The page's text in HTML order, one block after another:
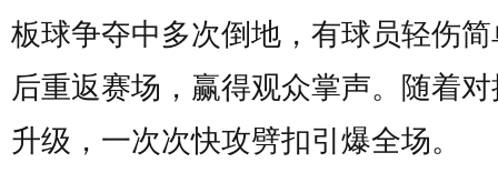
板球争夺中多次倒地，有球员轻伤
后重返赛场，赢得观众掌声。随着
升级，一次次快攻劈扣引爆全场。